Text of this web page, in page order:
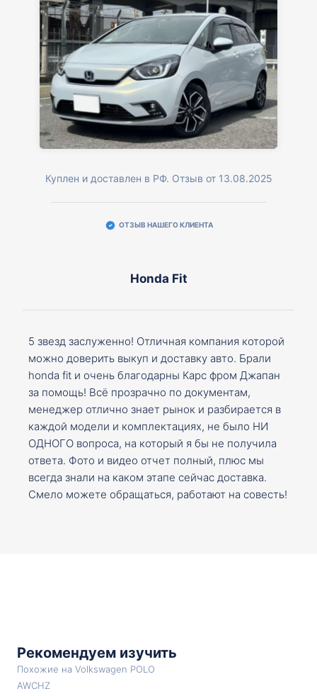
Куплен и доставлен в РФ. Отзыв от 13.08.2025
ОТЗЫВ НАШЕГО КЛИЕНТА
Honda Fit
5 звезд заслуженно! Отличная компания которой
можно доверить выкуп и доставку авто. Брали
honda fit и очень благодарны Карс фром Джапан
за помощь! Всё прозрачно по документам,
менеджер отлично знает рынок и разбирается в
каждой модели и комплектациях, не было НИ
ОДНОГО вопроса, на который я бы не получила
ответа. Фото и видео отчет полный, плюс мы
всегда знали на каком этапе сейчас доставка.
Смело можете обращаться, работают на совесть!
Рекомендуем изучить
Похожие на Volkswagen POLO
AWCHZ